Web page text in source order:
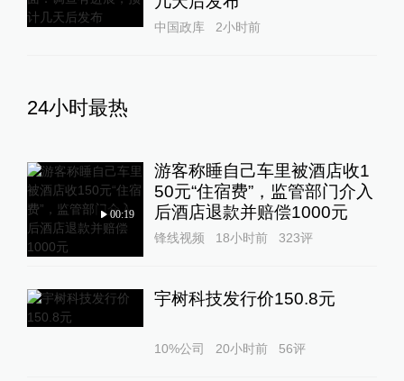
中国政库 2小时前
24小时最热
00:19
游客称睡自己车里被酒店收1
50元“住宿费”，监管部门介入
后酒店退款并赔偿1000元
锋线视频 18小时前 323评
宇树科技发行价150.8元
10%公司 20小时前 56评